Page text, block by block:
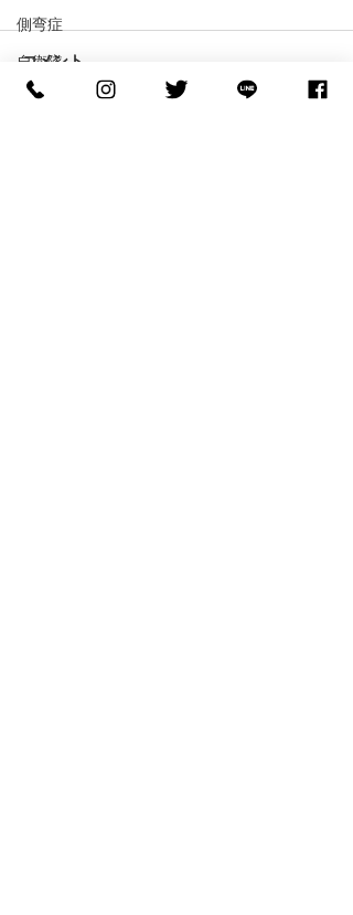
側弯症
自衛隊
椎間板ヘルニア
コメント